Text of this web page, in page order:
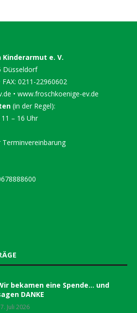
e. V.
Düsseldorf
0211-22960602
• www.froschkoenige-ev.de
(in der Regel):
– 16 Uhr
bekamen eine Spende… und
DANKE
Juli 2026